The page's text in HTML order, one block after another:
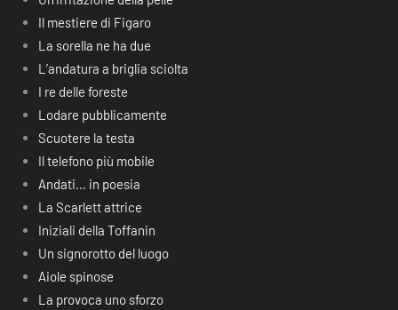
Il mestiere di Figaro
La sorella ne ha due
L’andatura a briglia sciolta
I re delle foreste
Lodare pubblicamente
Scuotere la testa
Il telefono più mobile
Andati… in poesia
La Scarlett attrice
Iniziali della Toffanin
Un signorotto del luogo
Aiole spinose
La provoca uno sforzo